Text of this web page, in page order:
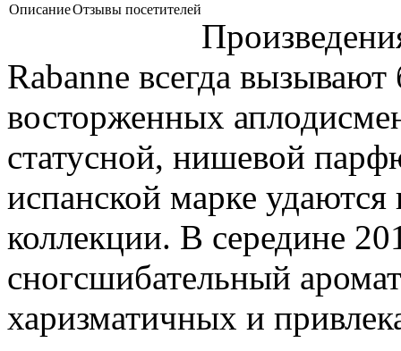
ОписаниеОтзывы посетителей
Rabanne всегда
восторженных
статусной, нишевой
испанской марке
коллекции. В середине
сногсшибательный
харизматичных и